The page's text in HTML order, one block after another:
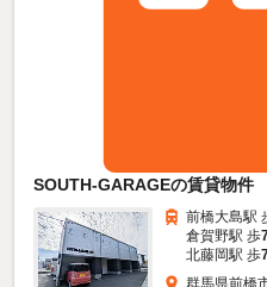
SOUTH-GARAGEの賃貸物件
前橋大島駅
倉賀野駅 歩
北藤岡駅 歩
群馬県前橋